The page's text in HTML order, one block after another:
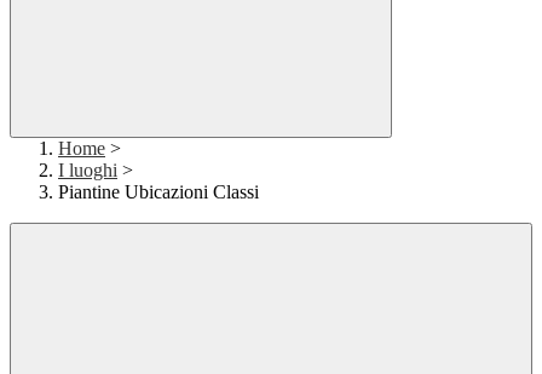
Home >
I luoghi >
Piantine Ubicazioni Classi